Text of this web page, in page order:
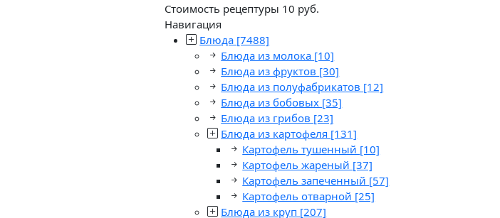
Стоимость рецептуры 10 руб.
Навигация
Блюда [7488]
Блюда из молока [10]
Блюда из фруктов [30]
Блюда из полуфабрикатов [12]
Блюда из бобовых [35]
Блюда из грибов [23]
Блюда из картофеля [131]
Картофель тушенный [10]
Картофель жареный [37]
Картофель запеченный [57]
Картофель отварной [25]
Блюда из круп [207]